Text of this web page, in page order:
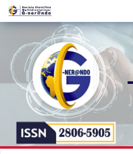
Navegación
principal
Contenido
Barra
lateral